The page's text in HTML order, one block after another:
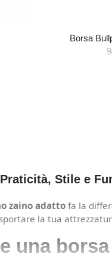
Borsa
Stile e
zaino adatto fa la
la tua
una